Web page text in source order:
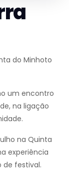
do Minhoto
um encontro
na ligação
na Quinta
experiência
de festival.